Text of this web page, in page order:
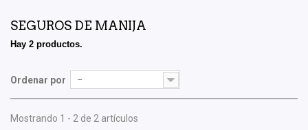
SEGUROS DE MANIJA
Hay 2 productos.
Ordenar por --
Mostrando 1 - 2 de 2 artículos